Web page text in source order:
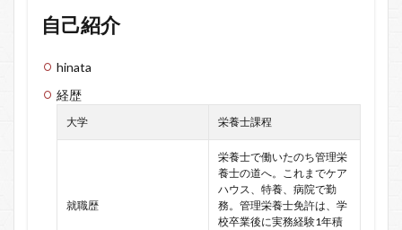
自己紹介
hinata
経歴
大学 栄養士課程
就職歴
栄養士で働いたのち管理栄
養士の道へ。これまでケア
ハウス、特養、病院で勤
務。管理栄養士免許は、学
校卒業後に実務経験1年積